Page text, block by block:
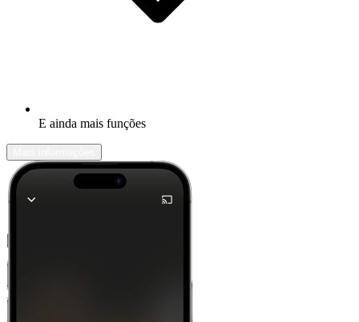
E ainda mais funções